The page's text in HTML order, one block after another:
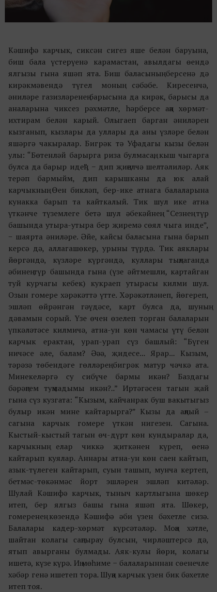
Кәшифә карчык, сиксән сигез яше белән баруына,
биш бала үстерүенә карамастан, авылдагы өендә
ялгызы гына яшәп ята. Биш баласының берсенә дә
кирәкмәвендә түгел моның сәбәбе. Киресенчә,
әниләре газизләренең барысына да кирәк, барысы да
аналарына чиксез рәхмәтле, һәрберсе аңа хөрмәт-
ихтирам белән карый. Олыгаеп барган әниләрен
кызганып, кызлары да уллары да аны үзләре белән
яшәргә чакыралар. Бигрәк тә Уфадагы кызы белән
улы: “Бөтенләй барырга риза булмасаң, кыш чыгарга
булса да барыр идең”, − дип җиңелчә шелтәлиләр. Аяк
терәп бармыйм, дип карышканы да юк алай
карчыкның. Өен бикләп, бер-ике атнага балаларына
кунакка барып та кайткалый. Тик шул ике атна
үткәнче түземлеге бетә шул әбекәйнең. “Сезнең түр
башында утыра-утыра бер җиремә сөял чыга инде”,
− шаярта әниләре. Әйе, кайсы баласына гына барып
керсә дә, аллагашөкер, урыны түрдә. Тик аяклары
йөргәндә, күзләре күргәндә, куллары тыңлаганда
әбинең түр башында гына (үзе әйтмешли, картайган
туй курчагы кебек) кукраеп утырасы килми шул.
Озын гомере хәрәкәттә үтте. Хәрәкәтләнеп, йөгереп,
эшләп өйрәнгән гәүдәсе, карт булса да, шуның
дәвамын сорый. Үзе өчен өзелеп торган балаларын
үпкәләтәсе килмичә, атна-ун көн чамасы үтү белән
карчык ерактан, урап-урап сүз башлый: “Бүген
ничәсе әле, балам? Әәә, җидесе... Ярар... Кызым,
тәрәзә төбендәге гөлләрең бигрәк матур чәчкә ата.
Минекеләргә су сибүче бармы икән? Баздагы
бәрәңгем туңмадымы икән?..” Иртәгәсен тагын җай
гына сүз кузгата: “Кызым, кайчанрак буш вакытыгыз
булыр икән мине кайтарырга?” Кызы да аңлый –
сагына карчык гомере үткән нигезен. Сагына.
Кыстый-кыстый тагын өч-дүрт көн кундыралар да,
карчыкның елар чиккә җиткәнен күреп, өенә
кайтарып куялар. Аннары атна-ун көн саен кайтып,
азык-түлеген кайтарып, суын ташып, мунча кертеп,
бетмәс-төкәнмәс йорт эшләрен эшләп китәләр.
Шулай Кәшифә карчык, тыныч картлыгына шөкер
итеп, бер ялгыз башы гына яшәп ята. Шөкер,
гомеренең көзендә Кәшифә әби үзен бәхетле сизә.
Балалары кадер-хөрмәт күрсәтәләр. Моңа хәтле,
шайтан колагы саңгырау булсын, чирләштерсә дә,
ятып авырганы булмады. Аяк-кулы йөри, колагы
ишетә, күзе күрә. Иң мөһиме − балаларыннан сөенечле
хәбәр генә ишетеп тора. Шуңа карчык үзен бик бәхетле
итеп тоя.